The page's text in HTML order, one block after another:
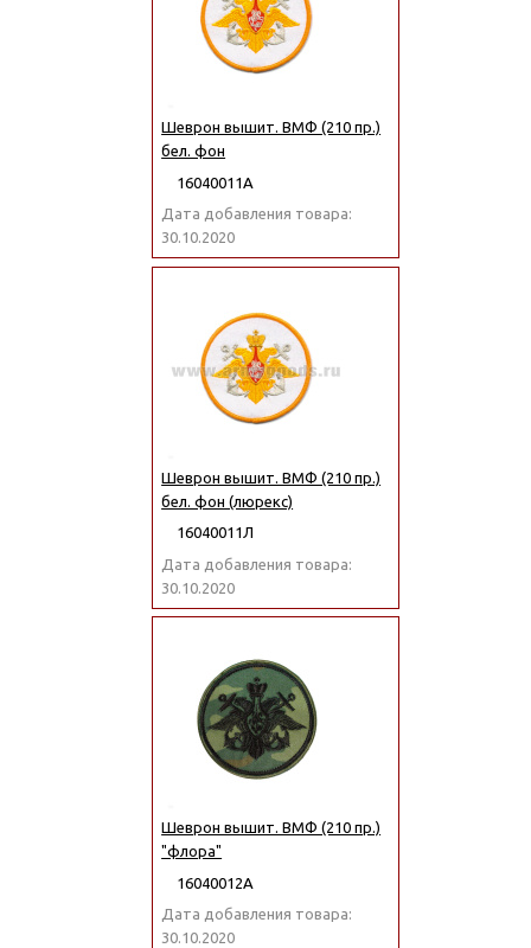
Шеврон вышит. ВМФ (210 пр.)
бел. фон
16040011А
Дата добавления товара:
30.10.2020
Шеврон вышит. ВМФ (210 пр.)
бел. фон (люрекс)
16040011Л
Дата добавления товара:
30.10.2020
Шеврон вышит. ВМФ (210 пр.)
"флора"
16040012А
Дата добавления товара:
30.10.2020